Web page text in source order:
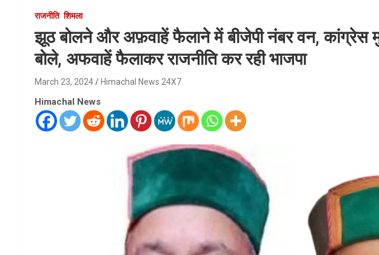
राजनीति शिमला
झूठ बोलने और अफ़वाहें फैलाने में बीजेपी नंबर वन, कांग्रेस
बोले, अफवाहें फैलाकर राजनीति कर रही भाजपा
March 23, 2024 Himachal News 24X7
Himachal News